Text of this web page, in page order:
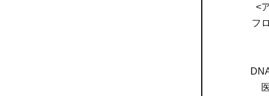
<
フ